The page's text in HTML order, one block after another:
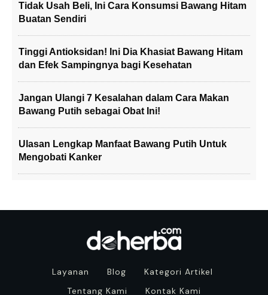
Tidak Usah Beli, Ini Cara Konsumsi Bawang Hitam
Buatan Sendiri
Tinggi Antioksidan! Ini Dia Khasiat Bawang Hitam
dan Efek Sampingnya bagi Kesehatan
Jangan Ulangi 7 Kesalahan dalam Cara Makan
Bawang Putih sebagai Obat Ini!
Ulasan Lengkap Manfaat Bawang Putih Untuk
Mengobati Kanker
Layanan Blog
Kategori Artikel
Tentang Kami
Kontak Kami